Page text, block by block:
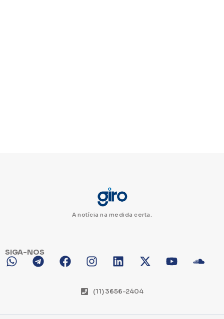
A notícia na medida certa.
SIGA-NOS
(11) 3656-2404